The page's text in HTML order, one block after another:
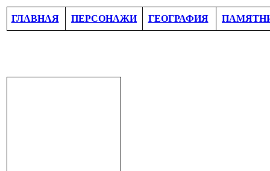
ГЛАВНАЯ ПЕРСОНАЖИ ГЕОГРАФИЯ